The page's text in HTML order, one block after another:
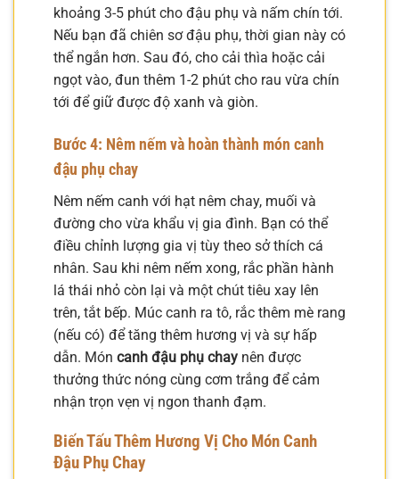
khoảng 3-5 phút cho đậu phụ và nấm chín tới.
Nếu bạn đã chiên sơ đậu phụ, thời gian này có
thể ngắn hơn. Sau đó, cho cải thìa hoặc cải
ngọt vào, đun thêm 1-2 phút cho rau vừa chín
tới để giữ được độ xanh và giòn.
Bước 4: Nêm nếm và hoàn thành món canh
đậu phụ chay
Nêm nếm canh với hạt nêm chay, muối và
đường cho vừa khẩu vị gia đình. Bạn có thể
điều chỉnh lượng gia vị tùy theo sở thích cá
nhân. Sau khi nêm nếm xong, rắc phần hành
lá thái nhỏ còn lại và một chút tiêu xay lên
trên, tắt bếp. Múc canh ra tô, rắc thêm mè rang
(nếu có) để tăng thêm hương vị và sự hấp
dẫn. Món canh đậu phụ chay nên được
thưởng thức nóng cùng cơm trắng để cảm
nhận trọn vẹn vị ngon thanh đạm.
Biến Tấu Thêm Hương Vị Cho Món Canh
Đậu Phụ Chay